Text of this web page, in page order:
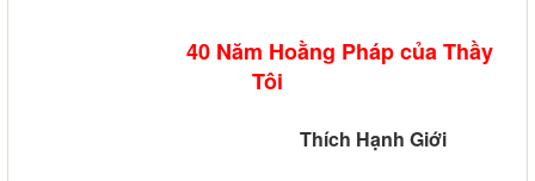
40 Năm Hoằng Pháp của Thầy
Tôi
Thích Hạnh Giới